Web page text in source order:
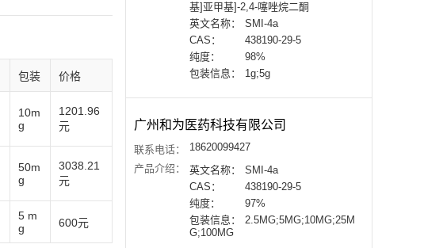
包装 价格
10m
g
1201.96
元
50m
g
3038.21
元
5 m
g
600元
基]亚甲基]-2,4-噻唑烷二酮
英文名称：
SMI-4a
CAS：
438190-29-5
纯度：
98%
包装信息：
1g;5g
广州和为医药科技有限公司
联系电话：
18620099427
产品介绍：
英文名称：
SMI-4a
CAS：
438190-29-5
纯度：
97%
包装信息：
2.5MG;5MG;10MG;25M
G;100MG